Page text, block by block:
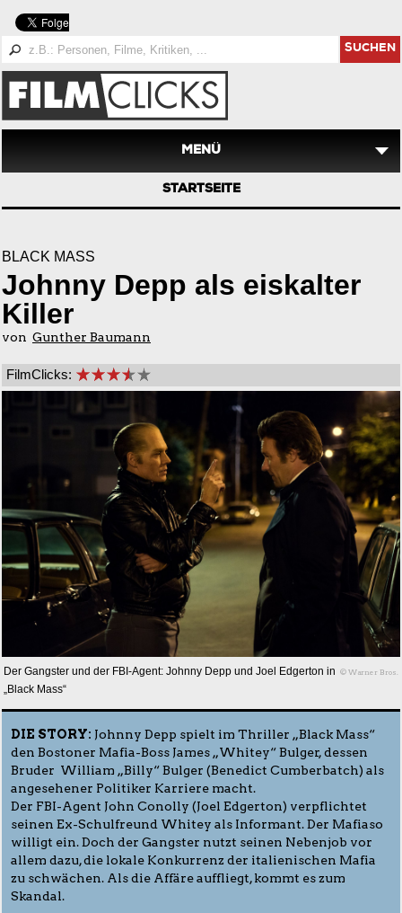
SUCHEN
MENÜ
STARTSEITE
BLACK MASS
Johnny Depp als eiskalter
Killer
von Gunther Baumann
FilmClicks:
Der Gangster und der FBI-Agent: Johnny Depp und Joel Edgerton in
„Black Mass“
© Warner Bros.
DIE STORY: Johnny Depp spielt im Thriller „Black Mass“
den Bostoner Mafia-Boss James „Whitey“ Bulger, dessen
Bruder William „Billy“ Bulger (Benedict Cumberbatch) als
angesehener Politiker Karriere macht.
Der FBI-Agent John Conolly (Joel Edgerton) verpflichtet
seinen Ex-Schulfreund Whitey als Informant. Der Mafiaso
willigt ein. Doch der Gangster nutzt seinen Nebenjob vor
allem dazu, die lokale Konkurrenz der italienischen Mafia
zu schwächen. Als die Affäre auffliegt, kommt es zum
Skandal.